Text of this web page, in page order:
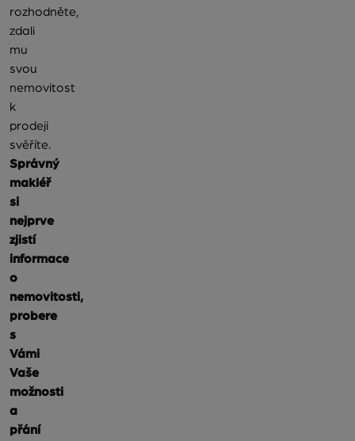
rozhodněte,
zdali
mu
svou
nemovitost
k
prodeji
svěříte.
Správný
makléř
si
nejprve
zjistí
informace
o
nemovitosti,
probere
s
Vámi
Vaše
možnosti
a
přání